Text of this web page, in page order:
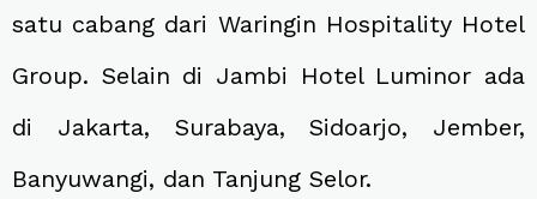
satu cabang dari Waringin Hospitality Hotel
Group. Selain di Jambi Hotel Luminor ada
di Jakarta, Surabaya, Sidoarjo, Jember,
Banyuwangi, dan Tanjung Selor.